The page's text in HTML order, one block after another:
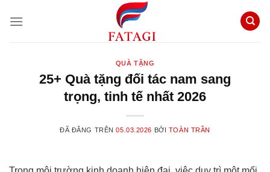
đến
QUÀ TẶNG
25+ Quà tặng đối tác nam sang
trọng, tinh tế nhất 2026
ĐÃ ĐĂNG TRÊN05.03.2026 BỞI TOÀN TRẦN